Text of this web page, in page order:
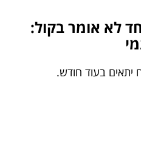
לא אומר בקול:
בעוד חודש.